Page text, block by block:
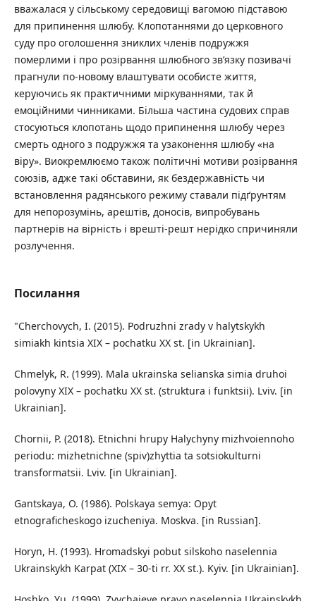
вважалася у сільському середовищі вагомою підставою
для припинення шлюбу. Клопотаннями до церковного
суду про оголошення зниклих членів подружжя
померлими і про розірвання шлюбного зв’язку позивачі
прагнули по-новому влаштувати особисте життя,
керуючись як практичними міркуваннями, так й
емоційними чинниками. Більша частина судових справ
стосуються клопотань щодо припинення шлюбу через
смерть одного з подружжя та узаконення шлюбу «на
віру». Виокремлюємо також політичні мотиви розірвання
союзів, адже такі обставини, як бездержавність чи
встановлення радянського режиму ставали підґрунтям
для непорозумінь, арештів, доносів, випробувань
партнерів на вірність і врешті-решт нерідко спричиняли
розлучення.
Посилання
"Cherchovych, I. (2015). Podruzhni zrady v halytskykh
simiakh kintsia XIX – pochatku XX st. [in Ukrainian].
Chmelyk, R. (1999). Mala ukrainska selianska simia druhoi
polovyny XIX – pochatku XX st. (struktura i funktsii). Lviv. [in
Ukrainian].
Chornii, P. (2018). Etnichni hrupy Halychyny mizhvoiennoho
periodu: mizhetnichne (spiv)zhyttia ta sotsiokulturni
transformatsii. Lviv. [in Ukrainian].
Gantskaya, O. (1986). Polskaya semya: Opyt
etnograficheskogo izucheniya. Moskva. [in Russian].
Horyn, H. (1993). Hromadskyi pobut silskoho naselennia
Ukrainskykh Karpat (XIX – 30-ti rr. XX st.). Kyiv. [in Ukrainian].